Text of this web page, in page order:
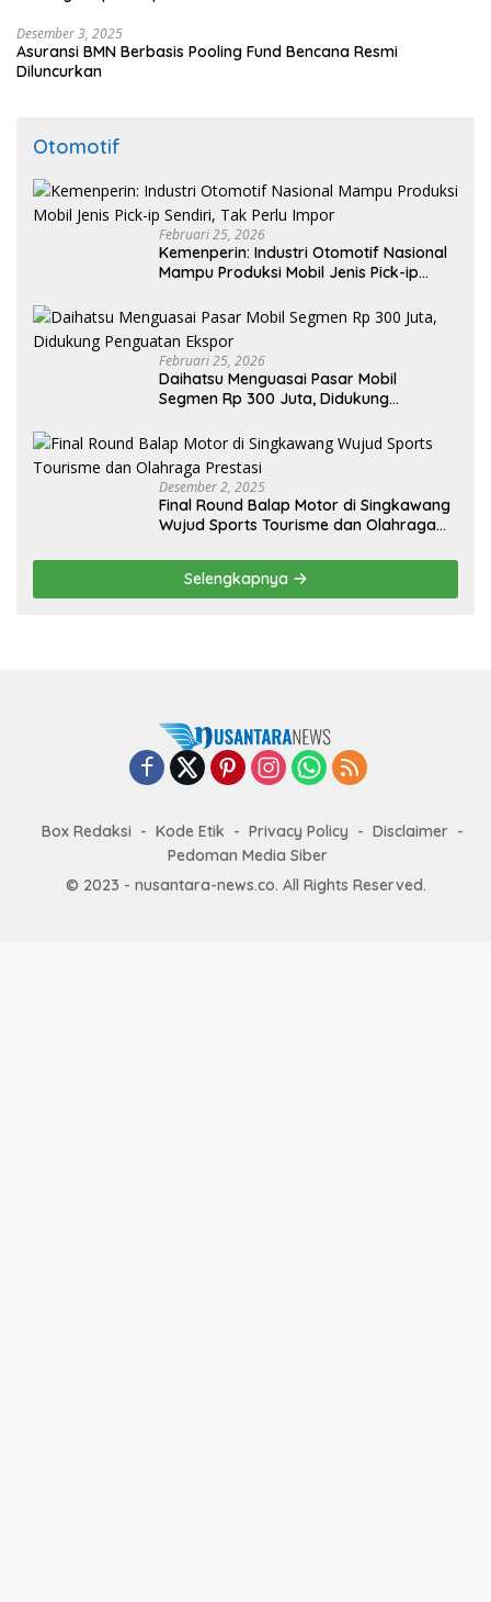
Desember 3, 2025
Asuransi BMN Berbasis Pooling Fund Bencana Resmi
Diluncurkan
Otomotif
Februari 25, 2026
Kemenperin: Industri Otomotif Nasional
Mampu Produksi Mobil Jenis Pick-ip
Februari 25, 2026
Daihatsu Menguasai Pasar Mobil
Segmen Rp 300 Juta, Didukung
Desember 2, 2025
Final Round Balap Motor di Singkawang
Wujud Sports Tourisme dan Olahraga
Selengkapnya
Box Redaksi Kode Etik Privacy Policy
Disclaimer
Pedoman Media Siber
© 2023 - nusantara-news.co. All Rights Reserved.